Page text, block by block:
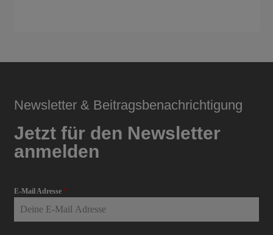
Newsletter & Beitragsbenachrichtigung
Jetzt für den Newsletter
anmelden
E-Mail Adresse*